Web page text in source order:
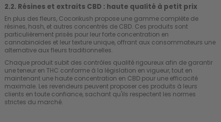
2.2. Résines et extraits CBD : haute qualité à petit prix
En plus des fleurs, Cocorikush propose une gamme complète de
résines, hash, et autres concentrés de CBD. Ces produits sont
particulièrement prisés pour leur forte concentration en
cannabinoïdes et leur texture unique, offrant aux consommateurs une
alternative aux fleurs traditionnelles.
Chaque produit subit des contrôles qualité rigoureux afin de garantir
une teneur en THC conforme à la législation en vigueur, tout en
maintenant une haute concentration en CBD pour une efficacité
maximale. Les revendeurs peuvent proposer ces produits à leurs
clients en toute confiance, sachant qu'ils respectent les normes
strictes du marché.